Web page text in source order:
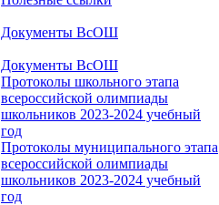
Документы ВсОШ
Документы ВсОШ
Протоколы школьного этапа
всероссийской олимпиады
школьников 2023-2024 учебный
год
Протоколы муниципального этапа
всероссийской олимпиады
школьников 2023-2024 учебный
год